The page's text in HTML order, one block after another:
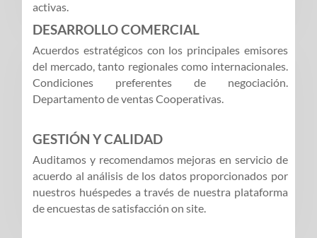
activas.
DESARROLLO COMERCIAL
Acuerdos estratégicos con los principales emisores
del mercado, tanto regionales como internacionales.
Condiciones preferentes de negociación.
Departamento de ventas Cooperativas.
GESTIÓN Y CALIDAD
Auditamos y recomendamos mejoras en servicio de
acuerdo al análisis de los datos proporcionados por
nuestros huéspedes a través de nuestra plataforma
de encuestas de satisfacción on site.